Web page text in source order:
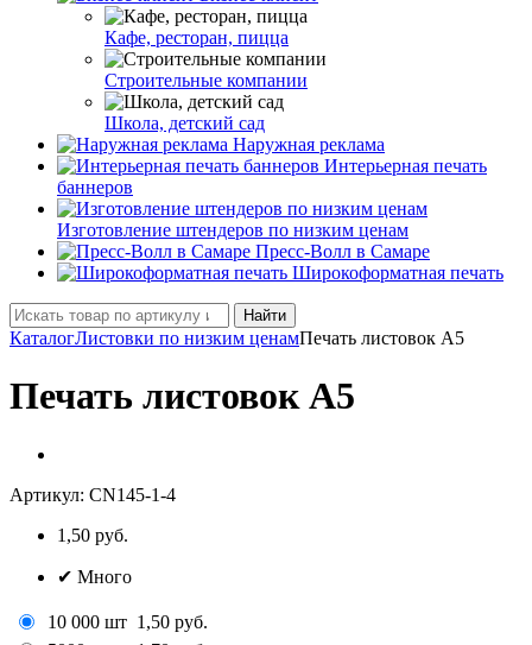
Кафе, ресторан, пицца
Строительные компании
Школа, детский сад
Наружная реклама
Интерьерная печать
баннеров
Изготовление штендеров по низким ценам
Пресс-Волл в Самаре
Широкоформатная печать
Найти
КаталогЛистовки по низким ценамПечать листовок А5
Печать листовок А5
Артикул: CN145-1-4
1,50 руб.
✔ Много
10 000 шт 1,50 руб.